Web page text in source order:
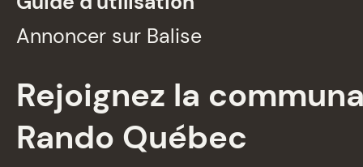
Annoncer sur Balise
Rejoignez la
Rando Québec